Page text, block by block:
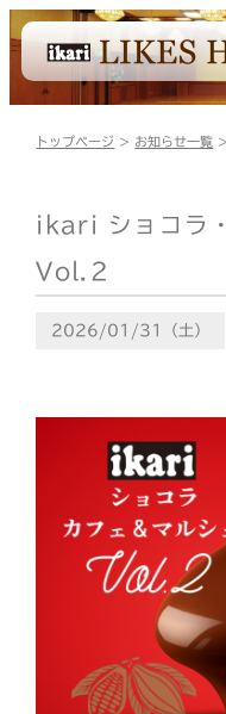
トップページ > お知らせ一覧
ikari ショコラ
Vol.2
2026/01/31（土）